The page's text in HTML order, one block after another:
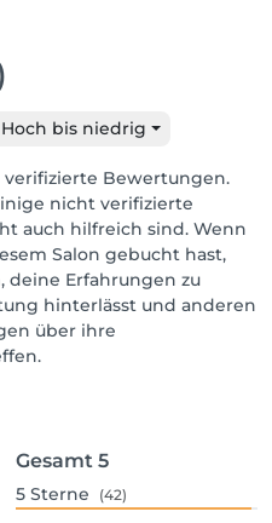
bis niedrig
verifizierte Bewertungen.
nicht verifizierte
auch hilfreich sind. Wenn
Salon gebucht hast,
Erfahrungen zu
hinterlässt und anderen
über ihre
Gesamt 5
5 Sterne (42)